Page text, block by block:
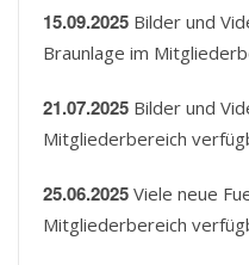
15.09.2025 Bilder und
Braunlage im
21.07.2025 Bilder und
Mitgliederbereich
25.06.2025 Viele neue
Mitgliederbereich